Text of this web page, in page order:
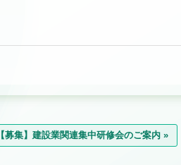
【募集】建設業関連集中研修会のご案内 »